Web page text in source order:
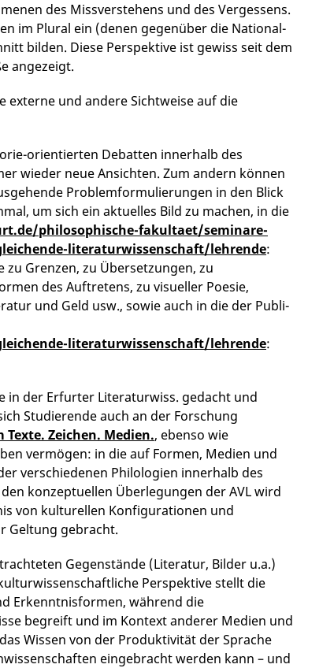
des Missverstehens und des Vergessens.
im Plural ein (denen gegenüber die National-
bilden. Diese Perspektive ist gewiss seit dem
angezeigt.
externe und andere Sichtweise auf die
orientierten Debatten innerhalb des
wieder neue Ansichten. Zum andern können
Problemformulierungen in den Blick
um sich ein aktuelles Bild zu machen, in die
philosophische-fakultaet/seminare-
literaturwissenschaft/lehrende:
Grenzen, zu Übersetzungen, zu
des Auftretens, zu visueller Poesie,
und Geld usw., sowie auch in die der Pu­bli­
literaturwissenschaft/lehrende:
in der Erfurter Literaturwiss. gedacht und
Studierende auch an der Forschung
Zeichen. Medien., ebenso wie
vermögen: in die auf Formen, Medien und
verschiedenen Philologien innerhalb des
konzeptuellen Überlegungen der AVL wird
von kulturellen Konfigurationen und
Geltung gebracht.
Gegenstände (Literatur, Bilder u.a.)
Perspektive stellt die
Erkenntnisformen, während die
begreift und im Kontext anderer Medien und
Wissen von der Produktivität der Sprache
eingebracht werden kann – und